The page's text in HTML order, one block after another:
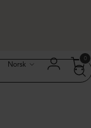
Norsk
0